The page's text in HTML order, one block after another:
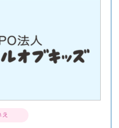
え